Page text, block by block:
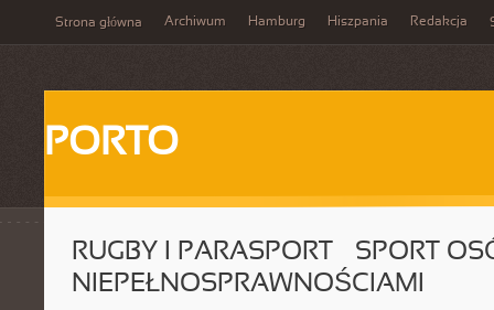
Strona główna Archiwum Hamburg Hiszpania Redakcja
PORTO
RUGBY I PARASPORT – SPORT
NIEPEŁNOSPRAWNOŚCIAMI